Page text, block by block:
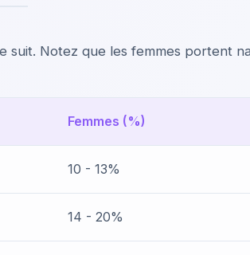
suit. Notez que les femmes portent
Femmes (%)
10 - 13%
14 - 20%